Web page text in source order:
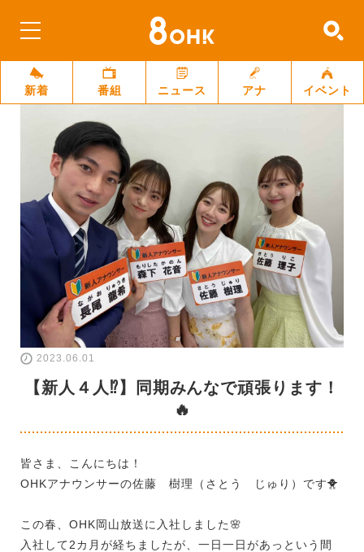
新着 番組 ニュース アナ イベント
2023.06.01
【新人４人⁉】同期みんなで頑張ります！
🔥
皆さま、こんにちは！
OHKアナウンサーの佐藤 樹理（さとう じゅり）です🐥
この春、OHK岡山放送に入社しました🌸
入社して2カ月が経ちましたが、一日一日があっという間